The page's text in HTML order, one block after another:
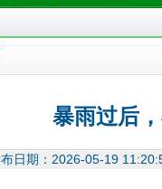
暴雨过后
布日期：2026-05-19